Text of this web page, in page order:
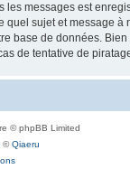
messages est
sujet et message
base de données.
de tentative de
© phpBB Limited
©Qiaeru